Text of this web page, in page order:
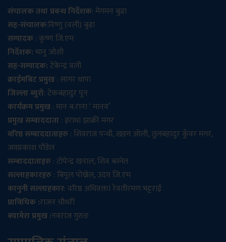
संचालक तथा प्रबन्ध निर्देशक: मेगमन बुढा
सह-संचालक:विष्णु (वली) बुढा
सम्पादक: कृष्ण जि.एम
निर्देशक:भानु जोशी
सह-सम्पादक:टेकेन्द्र वली
क्राईमबिट प्रमुख: सागर थापा
जिल्ला ब्युरो: टेकबहादुर पुन
कार्यक्रम प्रमुख: मान ब.राना ‘ मानव’
प्रमुख सम्बाददाता: इराधा झाक्री मगर
वरिष्ठ सम्बाददाताहरु: शिवराज पन्थी, खडग ओली, तुलबहादुर कुँवर मगर,
जयप्रकाश पौडेल
सम्बाददाताहरु: टोपेन्द्र खनाल, शिव बस्नेत
सल्लाहकारहरु: बिपुल पोख्रेल, उदय जि.एम
कानुनी सल्लाहकार: वरिष्ठ अधिवक्ता रेवतीरमण भट्टराई
प्राविधिक :राजन चौधरी
क्यामेरा प्रमुख :नवराज गुरुङ